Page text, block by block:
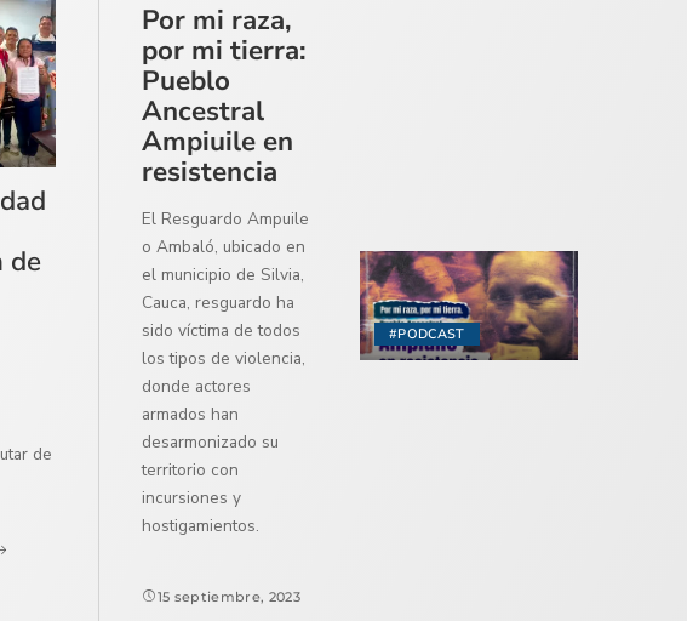
de
de
#PODCAST
Por mi raza,
por mi tierra:
Pueblo
Ancestral
Ampiuile en
resistencia
El Resguardo Ampuile
o Ambaló, ubicado en
el municipio de Silvia,
Cauca, resguardo ha
sido víctima de todos
los tipos de violencia,
donde actores
armados han
desarmonizado su
territorio con
incursiones y
hostigamientos.
15 septiembre, 2023